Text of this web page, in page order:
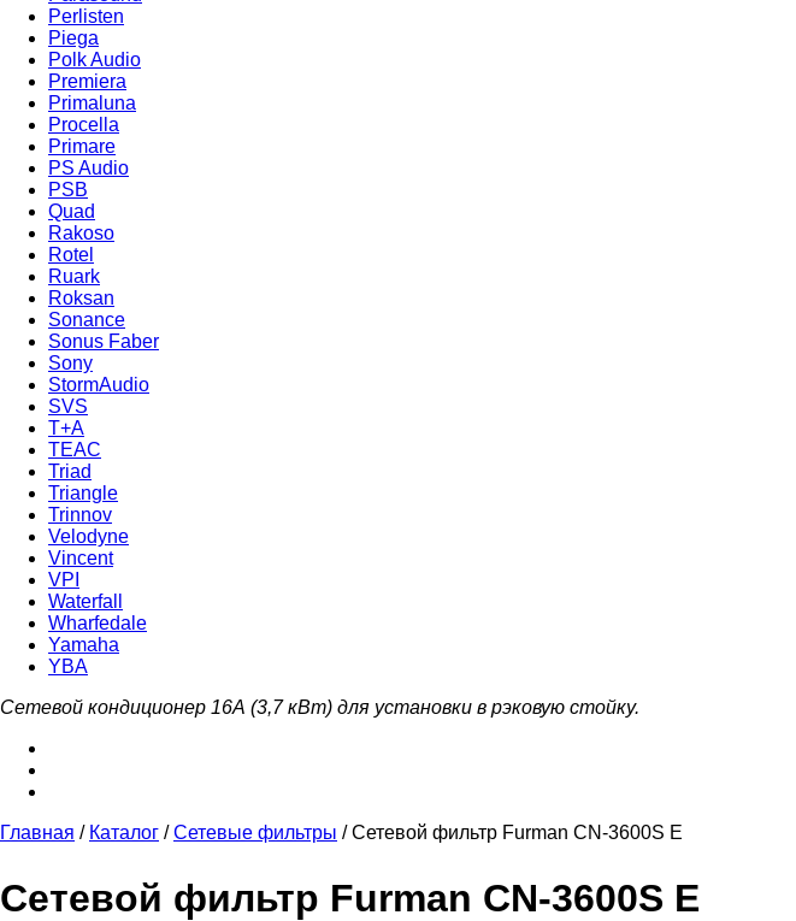
Perlisten
Piega
Polk Audio
Premiera
Primaluna
Procella
Primare
PS Audio
PSB
Quad
Rakoso
Rotel
Ruark
Roksan
Sonance
Sonus Faber
Sony
StormAudio
SVS
T+A
TEAC
Triad
Triangle
Trinnov
Velodyne
Vincent
VPI
Waterfall
Wharfedale
Yamaha
YBA
Сетевой кондиционер 16А (3,7 кВт) для установки в рэковую стойку.
Главная / Каталог /Сетевые фильтры /Сетевой фильтр Furman CN-3600S E
Сетевой фильтр Furman CN-3600S E